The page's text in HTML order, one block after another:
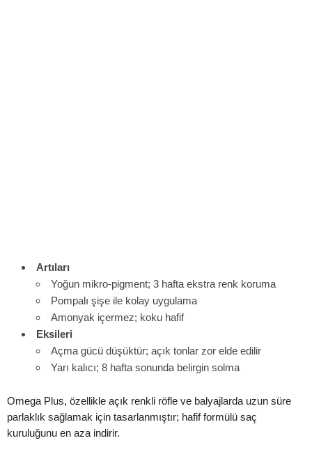
Artıları
Yoğun mikro-pigment; 3 hafta ekstra renk koruma
Pompalı şişe ile kolay uygulama
Amonyak içermez; koku hafif
Eksileri
Açma gücü düşüktür; açık tonlar zor elde edilir
Yarı kalıcı; 8 hafta sonunda belirgin solma
Omega Plus, özellikle açık renkli röfle ve balyajlarda uzun süre
parlaklık sağlamak için tasarlanmıştır; hafif formülü saç
kuruluğunu en aza indirir.